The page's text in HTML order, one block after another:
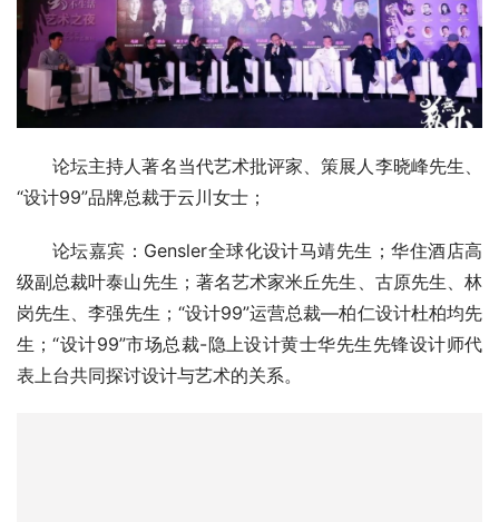
论坛主持人著名当代艺术批评家、策展人李晓峰先生、
“设计99”品牌总裁于云川女士；
论坛嘉宾：Gensler全球化设计马靖先生；华住酒店高
级副总裁叶泰山先生；著名艺术家米丘先生、古原先生、林
岗先生、李强先生；“设计99”运营总裁—柏仁设计杜柏均先
生；“设计99”市场总裁-隐上设计黄士华先生先锋设计师代
表上台共同探讨设计与艺术的关系。